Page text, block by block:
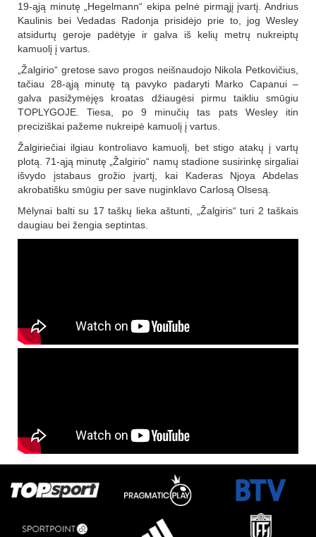
19-ąją minutę „Hegelmann“ ekipa pelnė pirmąjį įvartį. Andrius
Kaulinis bei Vedadas Radonja prisidėjo prie to, jog Wesley
atsidurtų geroje padėtyje ir galva iš kelių metrų nukreiptų
kamuolį į vartus.
„Žalgirio“ gretose savo progos neišnaudojo Nikola Petkovičius,
tačiau 28-ąją minutę tą pavyko padaryti Marko Capanui –
galva pasižymėjęs kroatas džiaugėsi pirmu taikliu smūgiu
TOPLYGOJE. Tiesa, po 9 minučių tas pats Wesley itin
preciziškai pažeme nukreipė kamuolį į vartus.
Žalgiriečiai ilgiau kontroliavo kamuolį, bet stigo atakų į vartų
plotą. 71-ąją minutę „Žalgirio“ namų stadione susirinkę sirgaliai
išvydo įstabaus grožio įvartį, kai Kaderas Njoya Abdelas
akrobatišku smūgiu per save nuginklavo Carlosą Olsesą.
Mėlynai balti su 17 taškų lieka aštunti, „Žalgiris“ turi 2 taškais
daugiau bei žengia septintas.